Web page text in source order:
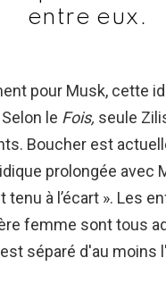
entre eux.
pour Musk, cette
le Fois, seule
Boucher est
prolongée avec
tenu à l’écart ». Les
femme sont tous
séparé d'au moins